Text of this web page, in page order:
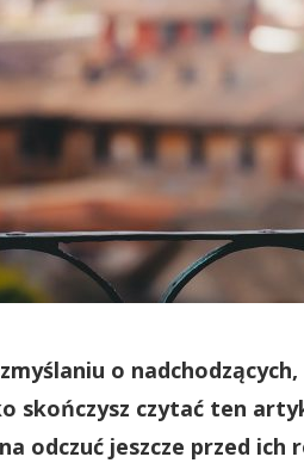
o nadchodzących,
skończysz czytać ten
odczuć jeszcze przed ich